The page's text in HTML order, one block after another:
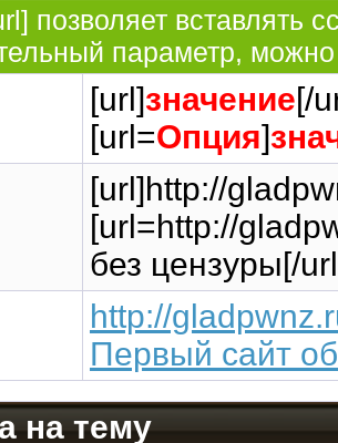
позволяет
параметр, можно
[url]значение[/
[url=Опция]
[url]http://
[url=http://
без цензуры[/
http://
Первый сайт
на тему